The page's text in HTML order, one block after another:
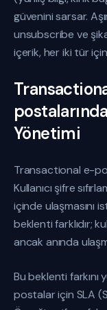
güvenini sarsar.
unsubscribe ve
içerik, her iki tür
Yönetimi
Transactional e-
Kullanıcı şifre
içinde ulaşmasını
beklenti farklıdır;
ancak anında
Bu beklenti
postalar için SLA